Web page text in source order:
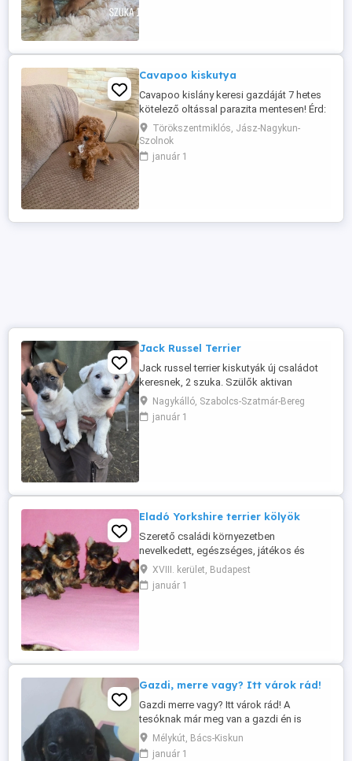
Cavapoo kiskutya
Cavapoo kislány keresi gazdáját 7 hetes
kötelező oltással parazita mentesen! Érd:
06709428927
Törökszentmiklós, Jász-Nagykun-
Szolnok
január 1
Jack Russel Terrier
Jack russel terrier kiskutyák új családot
keresnek, 2 szuka. Szülők aktivan
vadásznak, jól patkányoznak! Családi
kedvencnek és kotorékebnek is ajánlom.
Koruknak megfelelő oltással, oltási
Nagykálló, Szabolcs-Szatmár-Bereg
január 1
Eladó Yorkshire terrier kölyök
Szerető családi környezetben
nevelkedett, egészséges, játékos és
kiegyensúlyozott Yorkshire terrier kölyök
új, felelősségteljes különböző áron eladó,
gazdáját keresi. A kiskutya: 14 hetes,
XVIII. kerület, Budapest
január 1
Gazdi, merre vagy? Itt várok rád!
Gazdi merre vagy? Itt várok rád! A
tesóknak már meg van a gazdi én is
várom nagyon az új gazdim! Törpe tacskó
kiskutya új szerető családjához költözne!
Mélykút, Bács-Kiskun
január 1